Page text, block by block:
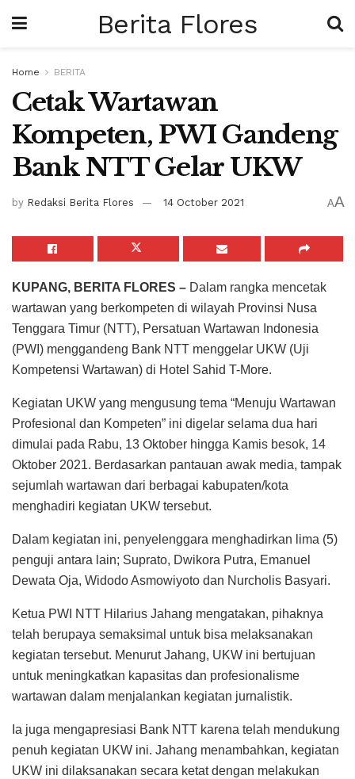
Berita Flores
Home BERITA
Cetak Wartawan
Kompeten, PWI Gandeng
Bank NTT Gelar UKW
by Redaksi Berita Flores 14 October 2021 AA
KUPANG, BERITA FLORES – Dalam rangka mencetak
wartawan yang berkompeten di wilayah Provinsi Nusa
Tenggara Timur (NTT), Persatuan Wartawan Indonesia
(PWI) menggandeng Bank NTT menggelar UKW (Uji
Kompetensi Wartawan) di Hotel Sahid T-More.
Kegiatan UKW yang mengusung tema “Menuju Wartawan
Profesional dan Kompeten” ini digelar selama dua hari
dimulai pada Rabu, 13 Oktober hingga Kamis besok, 14
Oktober 2021. Berdasarkan pantauan awak media, tampak
sejumlah wartawan dari berbagai kabupaten/kota
menghadiri kegiatan UKW tersebut.
Dalam kegiatan ini, penyelenggara menghadirkan lima (5)
penguji antara lain; Suprato, Dwikora Putra, Emanuel
Dewata Oja, Widodo Asmowiyoto dan Nurcholis Basyari.
Ketua PWI NTT Hilarius Jahang mengatakan, pihaknya
telah berupaya semaksimal untuk bisa melaksanakan
kegiatan tersebut. Menurut Jahang, UKW ini bertujuan
untuk meningkatkan kapasitas dan profesionalisme
wartawan dalam menjalankan kegiatan jurnalistik.
Ia juga mengapresiasi Bank NTT karena telah mendukung
penuh kegiatan UKW ini. Jahang menambahkan, kegiatan
UKW ini dilaksanakan secara ketat dengan melakukan